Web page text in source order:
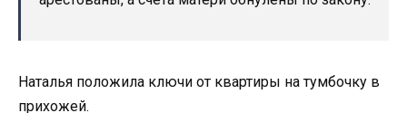
Наталья положила ключи от квартиры на тумбочку в
прихожей.